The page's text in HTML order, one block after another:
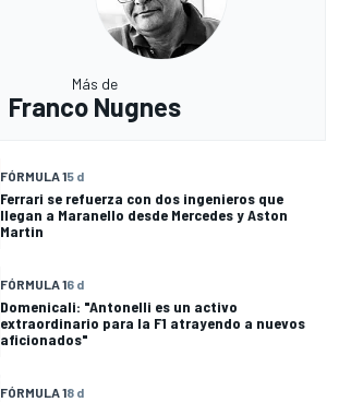
Más de
Franco Nugnes
FÓRMULA 15 d
Ferrari se refuerza con dos ingenieros que
llegan a Maranello desde Mercedes y Aston
Martin
FÓRMULA 16 d
Domenicali: "Antonelli es un activo
extraordinario para la F1 atrayendo a nuevos
aficionados"
FÓRMULA 18 d